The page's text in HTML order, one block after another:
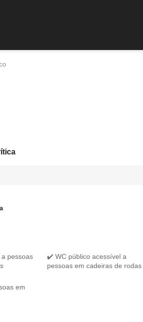
pessoas
em
✔️ WC público acessível a
pessoas em cadeiras de rodas